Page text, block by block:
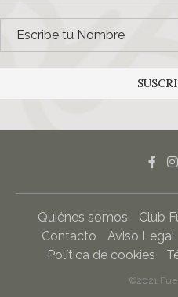
Quiénes somos Club
Contacto
Aviso Legal
Política de cookies
©2021